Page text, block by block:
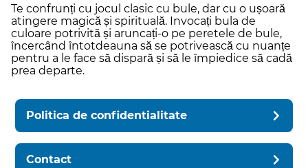
Te confrunți cu jocul clasic cu bule, dar cu o ușoară
atingere magică și spirituală. Invocați bula de
culoare potrivită și aruncați-o pe peretele de bule,
încercând întotdeauna să se potrivească cu nuanțe
pentru a le face să dispară și să le împiedice să cadă
prea departe.
Politica de confidentialitate
Contact